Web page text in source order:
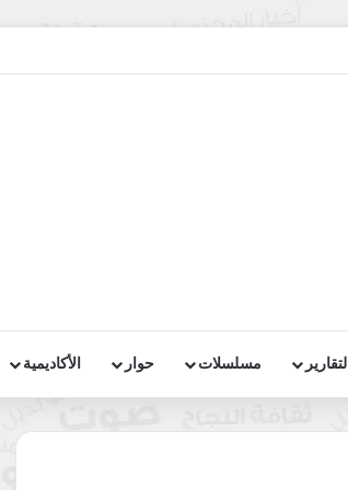
التقارير مسلسلات حوار الأكاديمية